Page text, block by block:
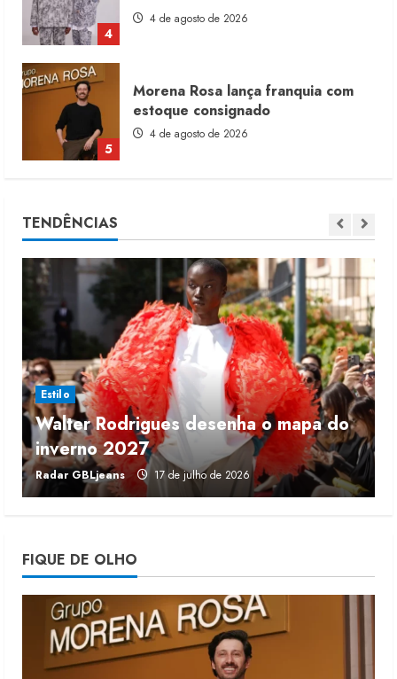
5
4 de agosto de 2026
1
Moda vende US$63,7 bilhões em
produtos licenciados
6 de agosto de 2026
2
3
Fakini prevê R$345 milhões de
receita em 2026
4 de agosto de 2026
4
Projeto testa passaporte digital na
moda nacional
4 de agosto de 2026
5
Morena Rosa lança franquia com
estoque consignado
4 de agosto de 2026
TENDÊNCIAS
Estilo
Walter Rodrigues desenha o mapa do
inverno 2027
Radar GBLjeans 17 de julho de 2026
FIQUE DE OLHO